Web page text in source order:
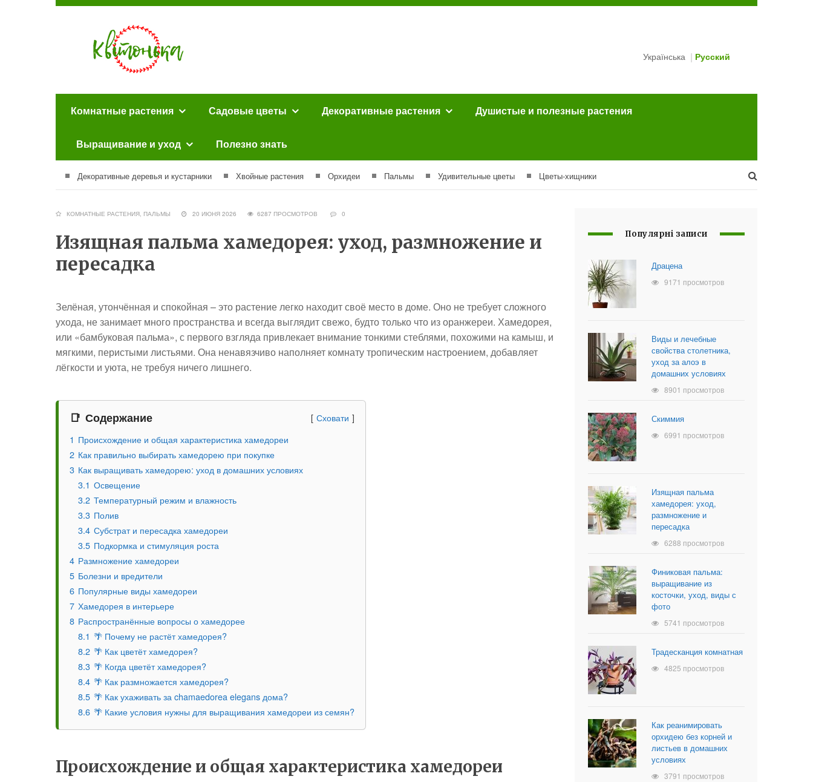
Українська Русский
Комнатные растения Садовые цветы Декоративные растения Душистые и полезные растения
Выращивание и уход Полезно знать
Декоративные деревья и кустарники Хвойные растения Орхидеи Пальмы Удивительные цветы Цветы-хищники
КОМНАТНЫЕ РАСТЕНИЯ, ПАЛЬМЫ 20 ИЮНЯ 2026 6287 ПРОСМОТРОВ 0
Изящная пальма хамедорея: уход, размножение и
пересадка
Зелёная, утончённая и спокойная – это растение легко находит своё место в доме. Оно не требует сложного
ухода, не занимает много пространства и всегда выглядит свежо, будто только что из оранжереи. Хамедорея,
или «бамбуковая пальма», с первого взгляда привлекает внимание тонкими стеблями, похожими на камыш, и
мягкими, перистыми листьями. Она ненавязчиво наполняет комнату тропическим настроением, добавляет
лёгкости и уюта, не требуя ничего лишнего.
Содержание Сховати
1 Происхождение и общая характеристика хамедореи
2 Как правильно выбирать хамедорею при покупке
3 Как выращивать хамедорею: уход в домашних условиях
3.1 Освещение
3.2 Температурный режим и влажность
3.3 Полив
3.4 Субстрат и пересадка хамедореи
3.5 Подкормка и стимуляция роста
4 Размножение хамедореи
5 Болезни и вредители
6 Популярные виды хамедореи
7 Хамедорея в интерьере
8 Распространённые вопросы о хамедорее
8.1 🌴 Почему не растёт хамедорея?
8.2 🌴 Как цветёт хамедорея?
8.3 🌴 Когда цветёт хамедорея?
8.4 🌴 Как размножается хамедорея?
8.5 🌴 Как ухаживать за chamaedorea elegans дома?
8.6 🌴 Какие условия нужны для выращивания хамедореи из семян?
Происхождение и общая характеристика хамедореи
Популярні записи
Драцена
9171 просмотров
Виды и лечебные
свойства столетника,
уход за алоэ в
домашних условиях
8901 просмотров
Скиммия
6991 просмотров
Изящная пальма
хамедорея: уход,
размножение и
пересадка
6288 просмотров
Финиковая пальма:
выращивание из
косточки, уход, виды с
фото
5741 просмотров
Традесканция комнатная
4825 просмотров
Как реанимировать
орхидею без корней и
листьев в домашних
условиях
3791 просмотров